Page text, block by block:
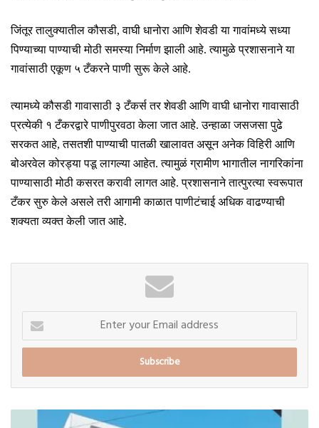
जिंतूर तालुक्यातील कौसडी, वाघी धानोरा आणि शेवडी या गावांमध्ये सध्या
पिण्याच्या पाण्याची मोठी समस्या निर्माण झाली आहे. त्यामुळे प्रशासनाने या
गावांसाठी एकूण ५ टँकरने पाणी सुरू केले आहे.
त्यामध्ये कौसडी गावासाठी ३ टँकर्स तर शेवडी आणि वाघी धानोरा गावासाठी
प्रत्येकी १ टँकरद्वारे पाणीपुरवठा केला जात आहे. उन्हाळा जसजसा पुढे
सरकत आहे, तसतशी पाण्याची पातळी खालावत असून अनेक विहिरी आणि
बोअरवेल कोरड्या पडू लागल्या आहेत. त्यामुळं ग्रामीण भागातील नागरिकांना
पाण्यासाठी मोठी कसरत करावी लागत आहे. प्रशासनाने तात्पुरत्या स्वरूपात
टँकर सुरु केले असले तरी आगामी काळात पाणीटंचाई अधिक वाढण्याची
शक्यता व्यक्त केली जात आहे.
Enter
your
Email